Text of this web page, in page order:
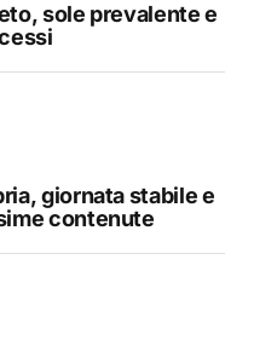
sole prevalente e
giornata stabile e
contenute